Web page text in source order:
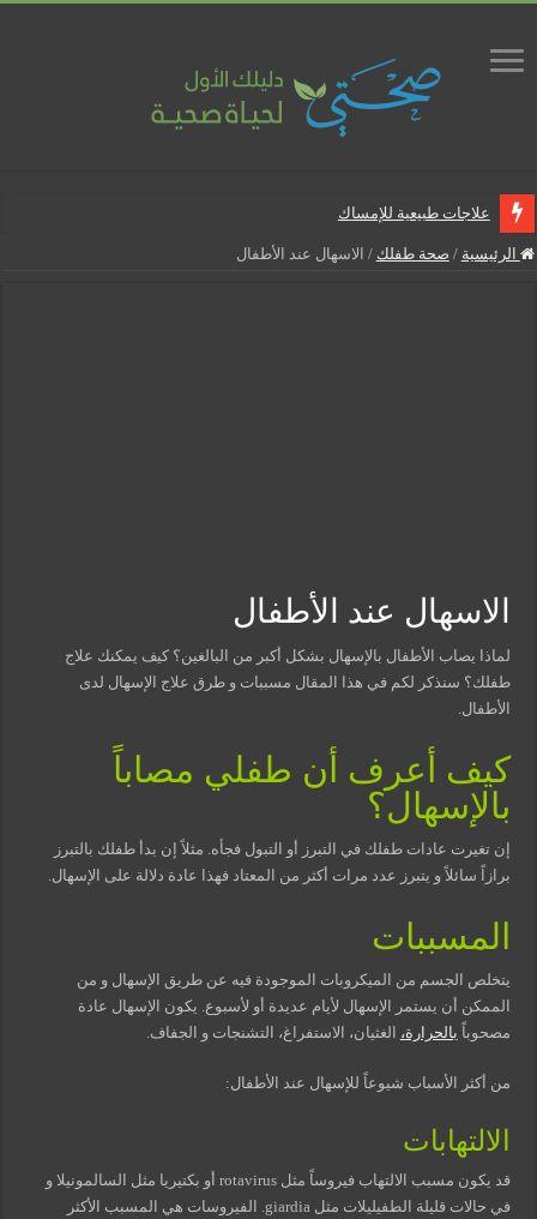
علاجات طبيعية للإمساك
ماذا يجب أن تحتوي صيدلية المنزلالرئيسية / صحة طفلك / الاسهال عند الأطفال
الاسهال عند الأطفال
لماذا يصاب الأطفال بالإسهال بشكل أكبر من البالغين؟ كيف يمكنك علاج
طفلك؟ سنذكر لكم في هذا المقال مسببات و طرق علاج الإسهال لدى
الأطفال.
كيف أعرف أن طفلي مصاباً
بالإسهال؟
إن تغيرت عادات طفلك في التبرز أو التبول فجأه. مثلاً إن بدأ طفلك بالتبرز
برازاً سائلاً و يتبرز عدد مرات أكثر من المعتاد فهذا عادة دلالة على الإسهال.
المسببات
يتخلص الجسم من الميكروبات الموجودة فيه عن طريق الإسهال و من
الممكن أن يستمر الإسهال لأيام عديدة أو لأسبوع. يكون الإسهال عادة
مصحوباً بالحرارة، الغثيان، الاستفراغ، التشنجات و الجفاف.
من أكثر الأسباب شيوعاً للإسهال عند الأطفال:
الالتهابات
قد يكون مسبب الالتهاب فيروساً مثل rotavirus أو بكتيريا مثل السالمونيلا و
في حالات قليلة الطفيليلات مثل giardia. الفيروسات هي المسبب الأكثر